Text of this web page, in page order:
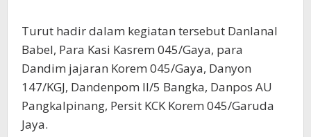
Turut hadir dalam kegiatan tersebut Danlanal
Babel, Para Kasi Kasrem 045/Gaya, para
Dandim jajaran Korem 045/Gaya, Danyon
147/KGJ, Dandenpom II/5 Bangka, Danpos AU
Pangkalpinang, Persit KCK Korem 045/Garuda
Jaya.